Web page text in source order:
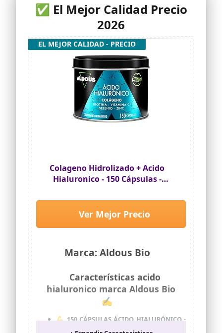
✅ El Mejor Calidad Precio
2026
Colageno Hidrolizado + Acido
Hialuronico - 150 Cápsulas -
Marca: Aldous Bio
Ver Mejor Precio
EL MEJOR CALIDAD - PRECIO
Características acido
hialuronico marca Aldous Bio
✍
💪 150 CÁPSULAS ÁCIDO HIALURÓNICO -